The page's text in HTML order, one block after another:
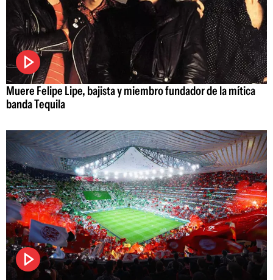
Muere Felipe Lipe, bajista y miembro fundador de la mítica
banda Tequila